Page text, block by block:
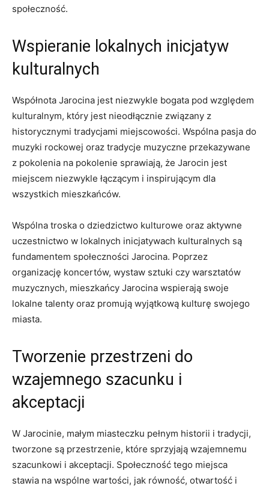
⁢społeczność.
Wspieranie lokalnych inicjatyw
kulturalnych
Współnota Jarocina jest ⁣niezwykle bogata pod względem‍
kulturalnym, który jest nieodłącznie związany z
historycznymi tradycjami miejscowości. ⁢Wspólna pasja do
muzyki ⁤rockowej ⁣oraz‍ tradycje ⁢muzyczne przekazywane
z pokolenia na pokolenie‍ sprawiają,​ że Jarocin jest
miejscem niezwykle łączącym ​i inspirującym⁣ dla
wszystkich mieszkańców.
Wspólna troska⁤ o dziedzictwo ‍kulturowe oraz​ aktywne
uczestnictwo w lokalnych ‍inicjatywach kulturalnych są ​
fundamentem społeczności Jarocina. Poprzez
organizację ​koncertów, wystaw ​sztuki⁣ czy warsztatów
muzycznych, ⁣mieszkańcy Jarocina wspierają swoje
⁤lokalne talenty⁣ oraz​ promują wyjątkową kulturę⁣ swojego​
miasta.
Tworzenie przestrzeni ⁢do
wzajemnego szacunku⁣ i
akceptacji
W Jarocinie, małym⁣ miasteczku pełnym historii i tradycji,
tworzone są przestrzenie, które‌ sprzyjają wzajemnemu
‍szacunkowi ⁤i akceptacji. Społeczność tego miejsca
stawia na​ wspólne ⁣wartości, jak równość, otwartość i